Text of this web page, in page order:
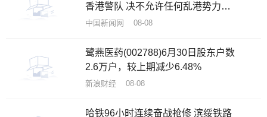
香港警队 决不允许任何乱港势力攻
击抹黑
中国新闻网 08-08
鹭燕医药(002788)6月30日股东户数
2.6万户，较上期减少6.48%
新浪财经 08-08
哈铁96小时连续奋战抢修 滨绥铁路